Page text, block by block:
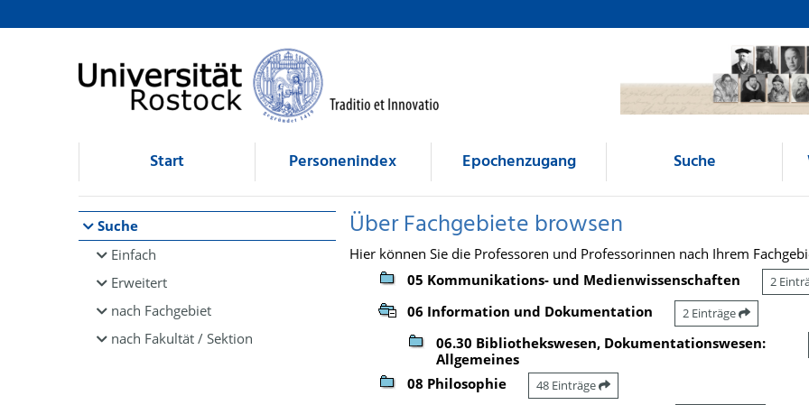
Browsen
direkt zum Inhalt
Start Personenindex Epochenzugang Suche
Suche
Einfach
Erweitert
nach Fachgebiet
nach Fakultät / Sektion
Über Fachgebiete browsen
Hier können Sie die Professoren und Professorinnen nach Ihrem
05 Kommunikations- und Medienwissenschaften
2
06 Information und Dokumentation 2 Einträge
06.30 Bibliothekswesen, Dokumentationswesen:
Allgemeines
08 Philosophie 48 Einträge